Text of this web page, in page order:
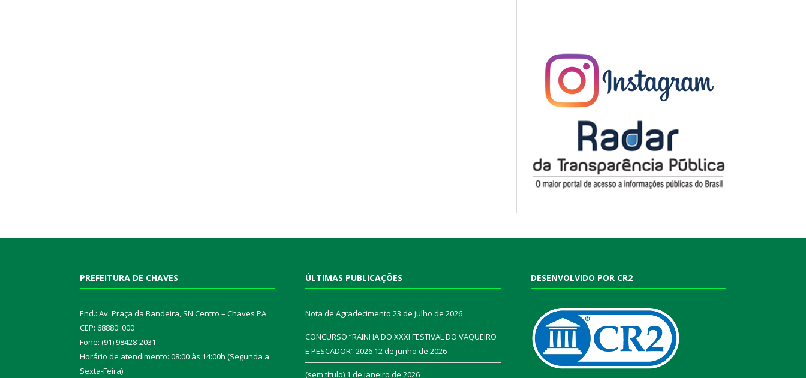
PREFEITURA DE CHAVES
End.: Av. Praça da Bandeira, SN Centro – Chaves PA
CEP: 68880 .000
Fone: (91) 98428-2031
Horário de atendimento: 08:00 às 14:00h (Segunda a
Sexta-Feira)
ÚLTIMAS PUBLICAÇÕES
Nota de Agradecimento 23 de julho de 2026
CONCURSO “RAINHA DO XXXI FESTIVAL DO VAQUEIRO
E PESCADOR” 2026 12 de junho de 2026
(sem título) 1 de janeiro de 2026
DESENVOLVIDO POR CR2